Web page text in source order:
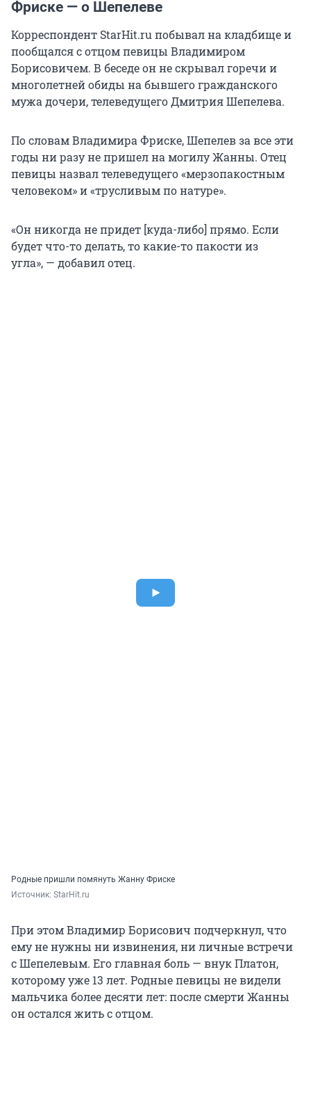
Фриске — о Шепелеве
Корреспондент StarHit.ru побывал на кладбище и
пообщался с отцом певицы Владимиром
Борисовичем. В беседе он не скрывал горечи и
многолетней обиды на бывшего гражданского
мужа дочери, телеведущего Дмитрия Шепелева.
По словам Владимира Фриске, Шепелев за все эти
годы ни разу не пришел на могилу Жанны. Отец
певицы назвал телеведущего «мерзопакостным
человеком» и «трусливым по натуре».
«Он никогда не придет [куда-либо] прямо. Если
будет что-то делать, то какие-то пакости из
угла», — добавил отец.
Родные пришли помянуть Жанну Фриске
Источник: StarHit.ru
При этом Владимир Борисович подчеркнул, что
ему не нужны ни извинения, ни личные встречи
с Шепелевым. Его главная боль — внук Платон,
которому уже 13 лет. Родные певицы не видели
мальчика более десяти лет: после смерти Жанны
он остался жить с отцом.